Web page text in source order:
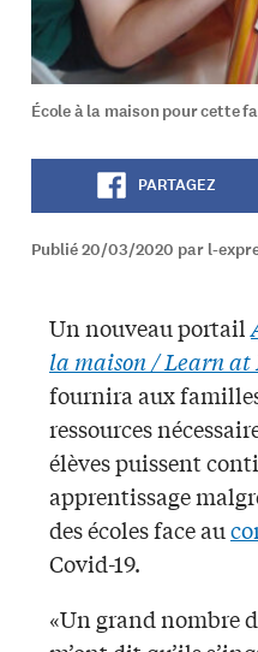
École à la maison pour cette
PARTAGEZ
Publié 20/03/2020 par l-
Un nouveau portail
la maison / Learn at
fournira aux
ressources
élèves puissent
apprentissage
des écoles face au
Covid-19.
«Un grand nombre